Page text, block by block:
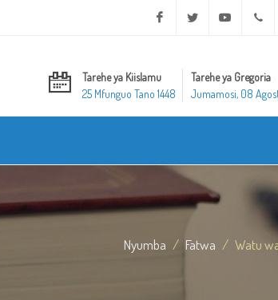
Facebook Twitter Youtube
Tarehe ya Kiislamu
25 Mfunguo Tano 1448
Tarehe ya Gregoria
Jumamosi, 08
Nyumba Fatwa Watu